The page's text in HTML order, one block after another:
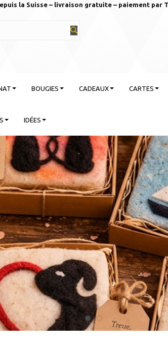
la Suisse – livraison gratuite – paiement par
BOUGIES CADEAUX CARTES
IDÉES